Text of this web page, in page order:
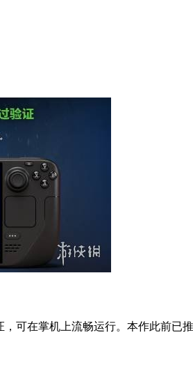
可在掌机上流畅运行。本作此前